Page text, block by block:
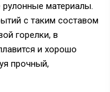
материалы.
с таким составом
горелки, в
и хорошо
прочный,